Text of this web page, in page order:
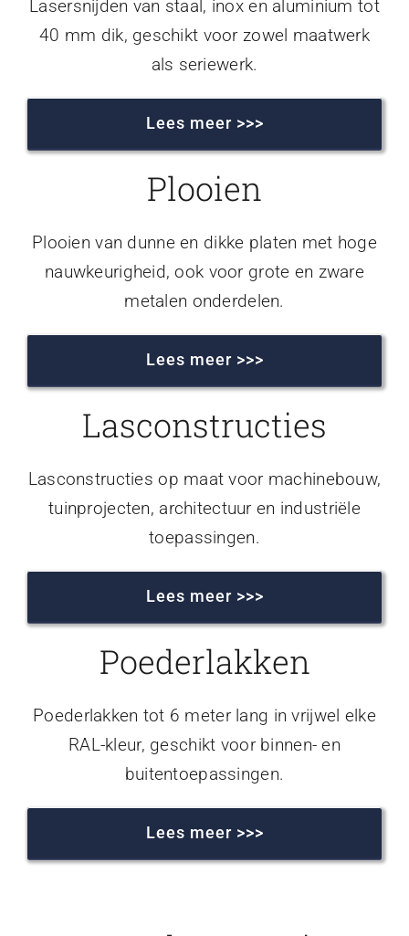
Lasersnijden van staal, inox en aluminium tot
40 mm dik, geschikt voor zowel maatwerk
als seriewerk.
Lees meer >>>
Plooien
Plooien van dunne en dikke platen met hoge
nauwkeurigheid, ook voor grote en zware
metalen onderdelen.
Lees meer >>>
Lasconstructies
Lasconstructies op maat voor machinebouw,
tuinprojecten, architectuur en industriële
toepassingen.
Lees meer >>>
Poederlakken
Poederlakken tot 6 meter lang in vrijwel elke
RAL-kleur, geschikt voor binnen- en
buitentoepassingen.
Lees meer >>>